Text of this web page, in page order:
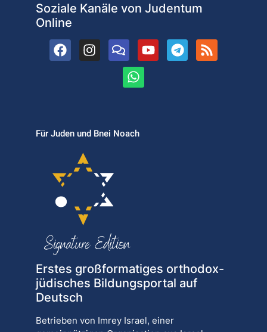
Soziale Kanäle von Judentum
Online
Für Juden und Bnei Noach
Erstes großformatiges orthodox-
jüdisches Bildungsportal auf
Deutsch
Betrieben von Imrey Israel, einer